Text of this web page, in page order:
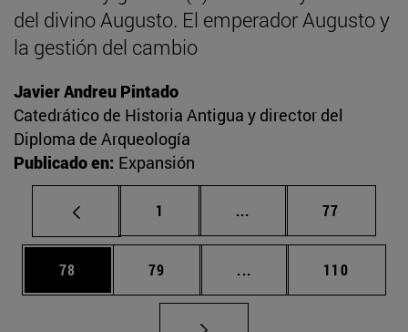
del divino Augusto. El emperador Augusto y
la gestión del cambio
Javier Andreu Pintado
Catedrático de Historia Antigua y director del
Diploma de Arqueología
Publicado en: Expansión
Página
1 ... Páginas intermedias
Página
77
Página
78 Página
79 ... Páginas intermedias
Página
110